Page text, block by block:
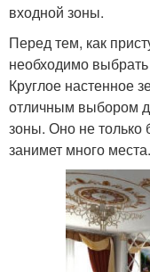
входной зоны.
Перед тем, как
необходимо
Круглое настенное
отличным выбором
зоны. Оно не только
занимет много места.